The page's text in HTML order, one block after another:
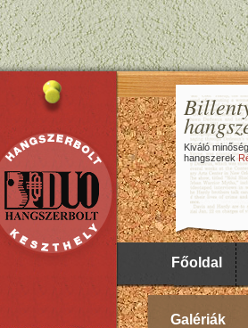
Kiváló
hangszerek
Főoldal
Galériák